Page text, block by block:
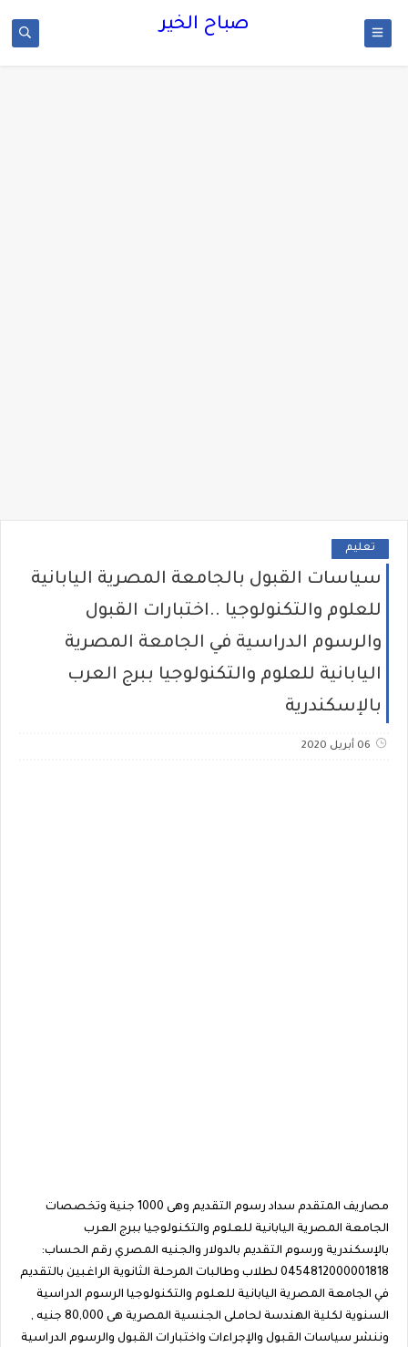
صباح الخير
تعليم
سياسات القبول بالجامعة المصرية اليابانية
للعلوم والتكنولوجيا ..اختبارات القبول
والرسوم الدراسية في الجامعة المصرية
اليابانية للعلوم والتكنولوجيا ببرج العرب
بالإسكندرية
06 أبريل 2020
مصاريف المتقدم سداد رسوم التقديم وهى 1000 جنية وتخصصات
الجامعة المصرية اليابانية للعلوم والتكنولوجيا ببرج العرب
بالإسكندرية ورسوم التقديم بالدولار والجنيه المصري رقم الحساب:
0454812000001818 لطلاب وطالبات المرحلة الثانوية الراغبين بالتقديم
في الجامعة المصرية اليابانية للعلوم والتكنولوجيا الرسوم الدراسية
السنوية لكلية الهندسة لحاملى الجنسية المصرية هى 80,000 جنيه ,
وننشر سياسات القبول والإجراءات واختبارات القبول والرسوم الدراسية